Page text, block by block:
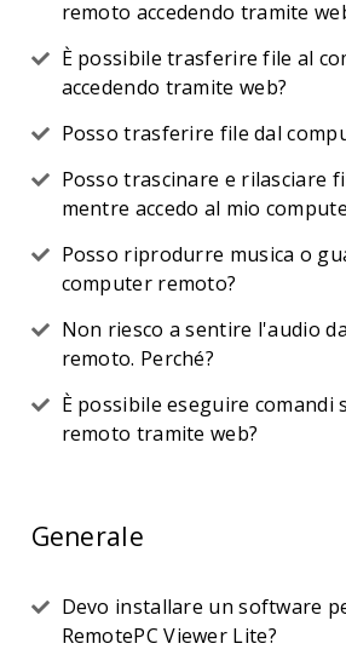
remoto accedendo tramite
È possibile trasferire file al
accedendo tramite web?
Posso trasferire file dal
Posso trascinare e rilasciare
mentre accedo al mio
Posso riprodurre musica o
computer remoto?
Non riesco a sentire l'audio
remoto. Perché?
È possibile eseguire comandi
remoto tramite web?
Generale
Devo installare un software
RemotePC Viewer Lite?